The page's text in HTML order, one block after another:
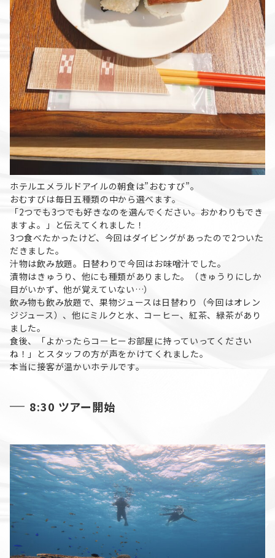
ホテルエメラルドアイルの朝食は”おむすび”。
おむすびは毎日五種類の中から選べます。
「2つでも3つでも好きなのを選んでください。おかわりもでき
ますよ。」と伝えてくれました！
3つ食べたかったけど、今回はダイビングがあったので2ついた
だきました。
汁物は飲み放題。日替わりで今回はお味噌汁でした。
漬物はきゅうり、他にも種類がありました。（きゅうりにしか
目がいかず、他が覚えていない…）
飲み物も飲み放題で、果物ジュースは日替わり（今回はオレン
ジジュース）、他にミルクと水、コーヒー、紅茶、緑茶があり
ました。
食後、「よかったらコーヒーお部屋に持っていってください
ね！」とスタッフの方が声をかけてくれました。
本当に接客が温かいホテルです。
8:30 ツアー開始